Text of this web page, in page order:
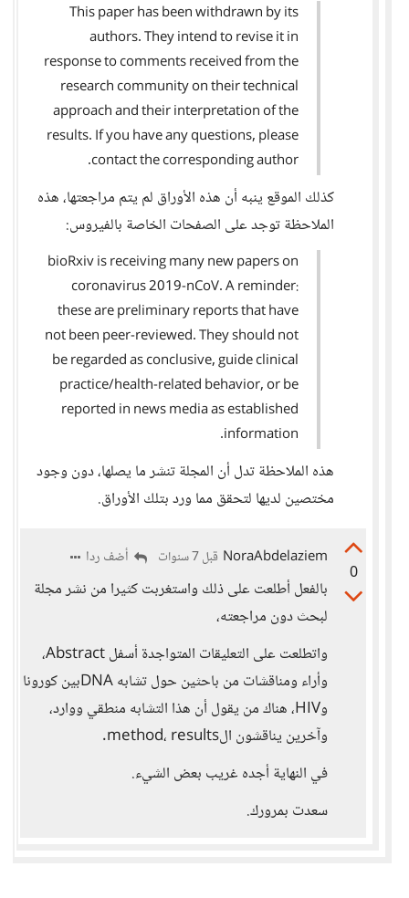
This paper has been withdrawn by its
authors. They intend to revise it in
response to comments received from the
research community on their technical
approach and their interpretation of the
results. If you have any questions, please
contact the corresponding author.
كذلك الموقع ينبه أن هذه الأوراق لم يتم مراجعتها، هذه
الملاحظة توجد على الصفحات الخاصة بالفيروس:
bioRxiv is receiving many new papers on
coronavirus 2019-nCoV. A reminder:
these are preliminary reports that have
not been peer-reviewed. They should not
be regarded as conclusive, guide clinical
practice/health-related behavior, or be
reported in news media as established
information.
هذه الملاحظة تدل أن المجلة تنشر ما يصلها، دون وجود
مختصين لديها لتحقق مما ورد بتلك الأوراق.
0
NoraAbdelaziem قبل 7 سنوات أضف ردا
بالفعل أطلعت على ذلك واستغربت كثيرا من نشر مجلة
لبحث دون مراجعته،
واتطلعت على التعليقات المتواجدة أسفل Abstract،
وأراء ومناقشات من باحثين حول تشابه DNAبين كورونا
وHIV، هناك من يقول أن هذا التشابه منطقي ووارد،
وآخرين يناقشون الmethod، results.
في النهاية أجده غريب بعض الشيء.
سعدت بمرورك.